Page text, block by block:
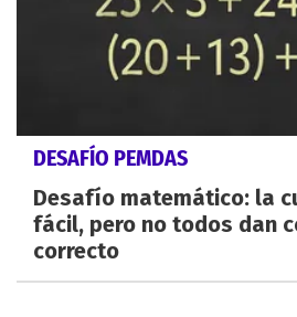
DESAFÍO PEMDAS
Desafío matemático: la
fácil, pero no todos dan
correcto